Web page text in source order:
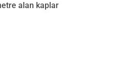
alan kaplar